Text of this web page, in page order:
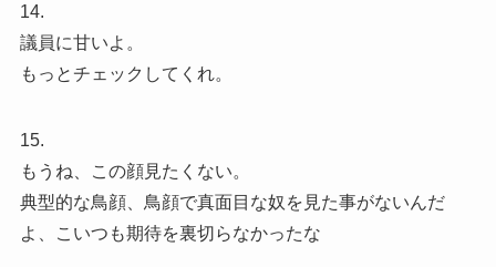
14.
議員に甘いよ。
もっとチェックしてくれ。
15.
もうね、この顔見たくない。
典型的な鳥顔、鳥顔で真面目な奴を見た事がないんだ
よ、こいつも期待を裏切らなかったな